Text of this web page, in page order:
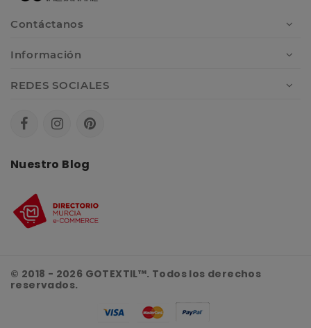
Contáctanos
Información
REDES SOCIALES
Nuestro Blog
© 2018 - 2026 GOTEXTIL™. Todos los derechos
reservados.